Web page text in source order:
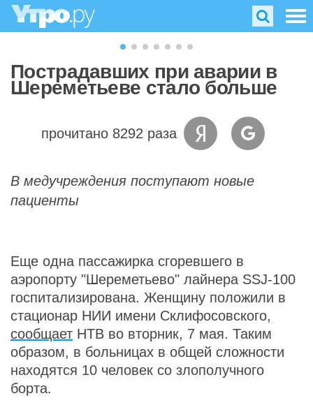
Пострадавших при аварии в
Шереметьеве стало больше
прочитано 8292 раза
В медучреждения поступают новые
пациенты
Еще одна пассажирка сгоревшего в
аэропорту "Шереметьево" лайнера SSJ-100
госпитализирована. Женщину положили в
стационар НИИ имени Склифосовского,
сообщает НТВ во вторник, 7 мая. Таким
образом, в больницах в общей сложности
находятся 10 человек со злополучного
борта.